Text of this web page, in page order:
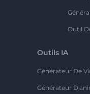
Outil
Outils IA
Générateur De
Générateur